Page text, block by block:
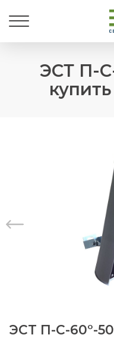
ЭСТ П-
ЭСТ П-С-60°-